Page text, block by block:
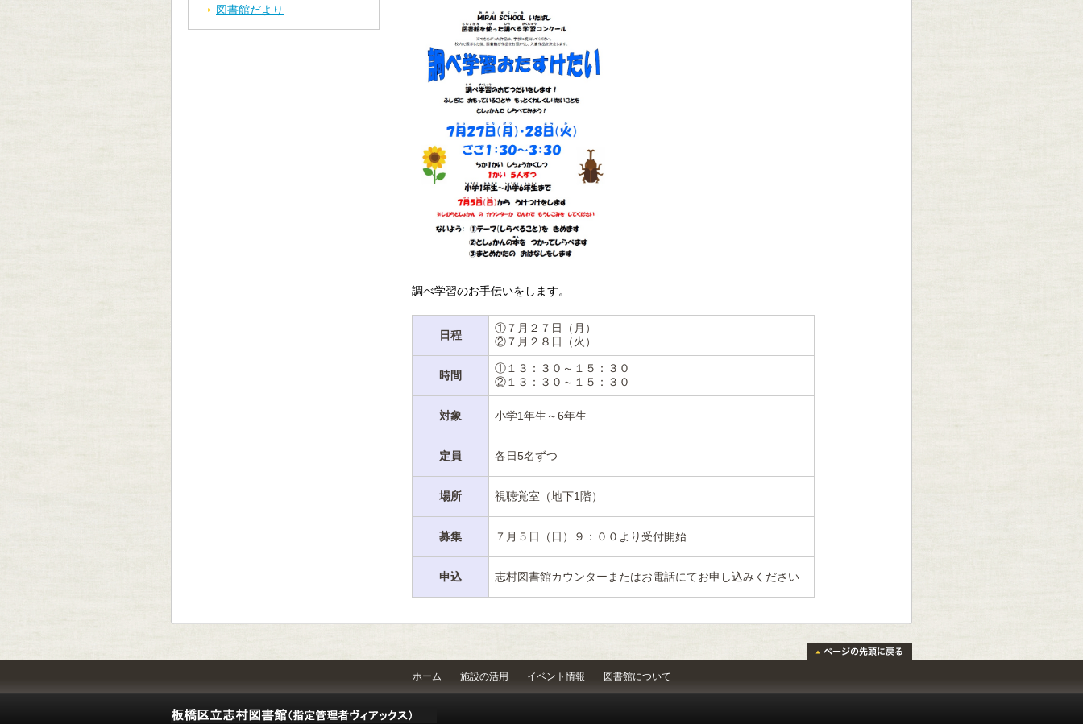
図書館だより
調べ学習のお手伝いをします。
日程
①７月２７日（月）
②７月２８日（火）
時間
①１３：３０～１５：３０
②１３：３０～１５：３０
対象 小学1年生～6年生
定員 各日5名ずつ
場所 視聴覚室（地下1階）
募集 ７月５日（日）９：００より受付開始
申込 志村図書館カウンターまたはお電話にてお申し込みください
ホーム 施設の活用 イベント情報 図書館について